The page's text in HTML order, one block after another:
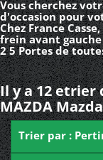
Vous cherchez
d'occasion pour
Chez France
frein avant gauche
2 5 Portes de
Il y a 12 etrier
MAZDA
Trier par :